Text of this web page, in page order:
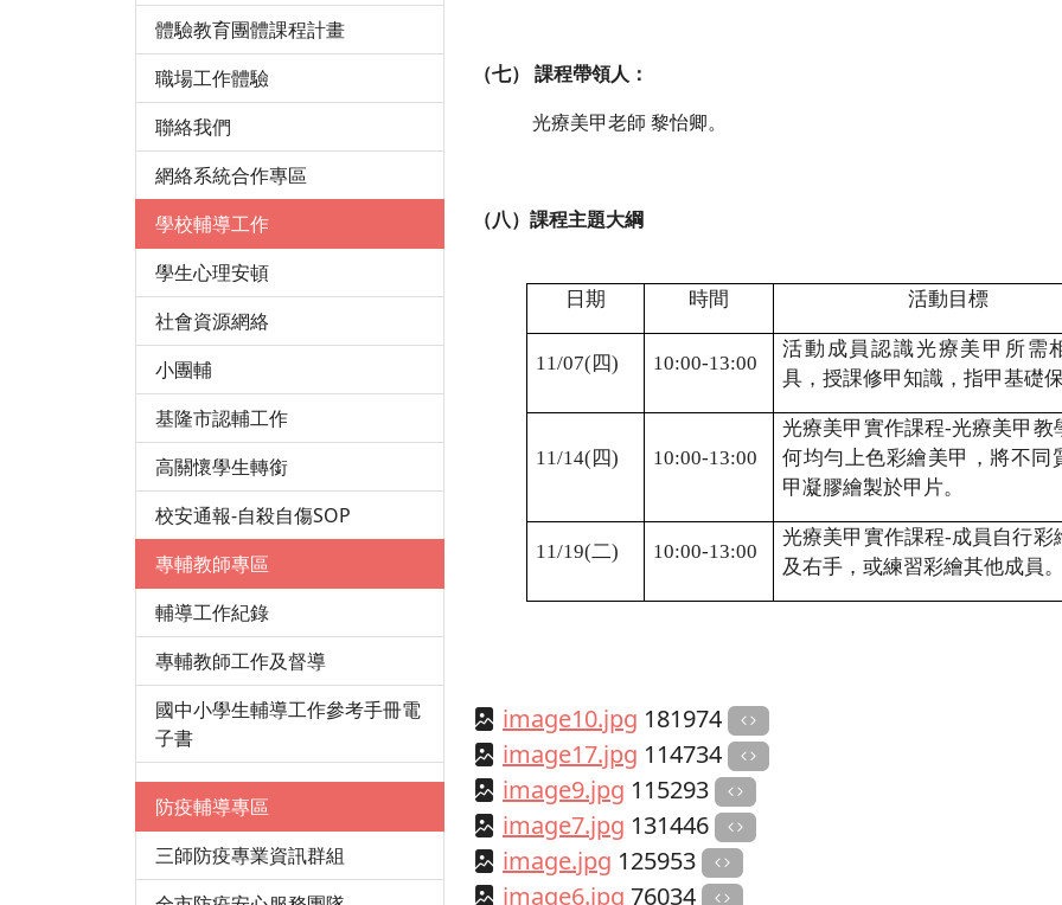
體驗教育團體課程計畫
職場工作體驗
聯絡我們
網絡系統合作專區
學校輔導工作
學生心理安頓
社會資源網絡
小團輔
基隆市認輔工作
高關懷學生轉銜
校安通報-自殺自傷SOP
專輔教師專區
輔導工作紀錄
專輔教師工作及督導
國中小學生輔導工作參考手冊電
子書
防疫輔導專區
三師防疫專業資訊群組
（七） 課程帶領人：
光療美甲老師 黎怡卿。
（八）課程主題大綱
日期 時間 活動目標
11/07(四) 10:00-13:00
活動成員認識光療美甲所需
具，授課修甲知識，指甲基礎保
11/14(四) 10:00-13:00
光療美甲實作課程-光療美甲教
何均勻上色彩繪美甲，將不同
甲凝膠繪製於甲片。
11/19(二) 10:00-13:00
光療美甲實作課程-成員自行彩
及右手，或練習彩繪其他成員。
image10.jpg 181974
image17.jpg 114734
image9.jpg 115293
image7.jpg 131446
image.jpg 125953
image6.jpg 76034